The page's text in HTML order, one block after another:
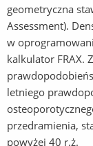
geometryczna
Assessment).
w
kalkulator FRAX.
letniego
przedramienia,
powyżej 40 r.ż.